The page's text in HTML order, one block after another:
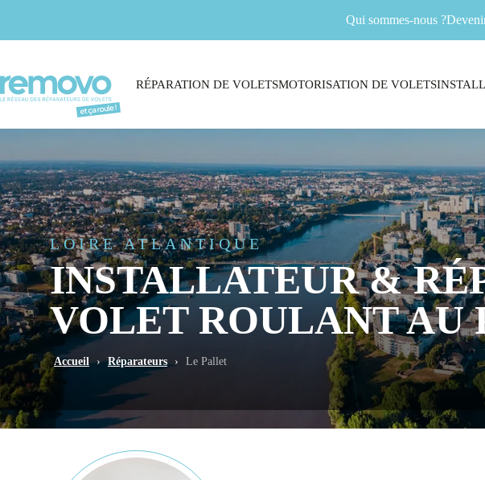
Qui sommes-nous ?
RÉPARATION DE VOLETSMOTORISATION DE VOLETS
LOIRE ATLANTIQUE
INSTALLATEUR &
VOLET ROULANT AU
Accueil › Réparateurs › Le Pallet